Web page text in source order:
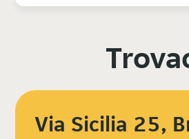
Via Sicilia 25,